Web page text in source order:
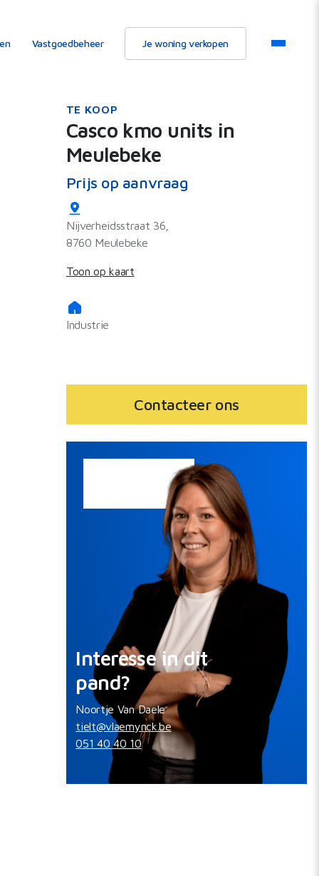
Vastgoedbeheer Je woning verkopen
TE KOOP
Casco kmo units in
Meulebeke
Prijs op aanvraag
Nijverheidsstraat 36,
8760 Meulebeke
Toon op kaart
Industrie
Contacteer ons
Interesse in dit
pand?
Noortje Van Daele
tielt@vlaemynck.be
051 40 40 10